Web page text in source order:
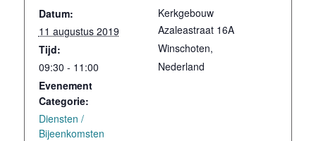
Datum:
11 augustus 2019
Tijd:
09:30 - 11:00
Evenement
Categorie:
Diensten /
Bijeenkomsten
Kerkgebouw
Azaleastraat 16A
Winschoten,
Nederland